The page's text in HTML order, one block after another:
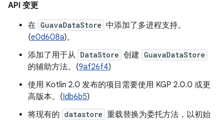
API 变更
在 GuavaDataStore 中添加了多进程支持。
(e0d608a)。
添加了用于从 DataStore 创建 GuavaDataStore
的辅助方法。(9af26f4)
使用 Kotlin 2.0 发布的项目需要使用 KGP 2.0.0 或更
高版本。(Idb6b5)
将现有的 datastore 重载替换为委托方法，以初始